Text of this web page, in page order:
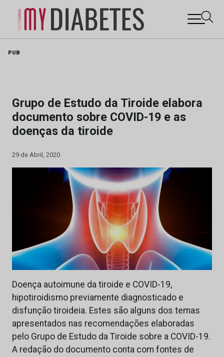
PUB
Grupo de Estudo da Tiroide elabora
documento sobre COVID-19 e as
doenças da tiroide
29 de Abril, 2020
Doença autoimune da tiroide e COVID-19,
hipotiroidismo previamente diagnosticado e
disfunção tiroideia. Estes são alguns dos temas
apresentados nas recomendações elaboradas
pelo Grupo de Estudo da Tiroide sobre a COVID-19.
A redação do documento conta com fontes de